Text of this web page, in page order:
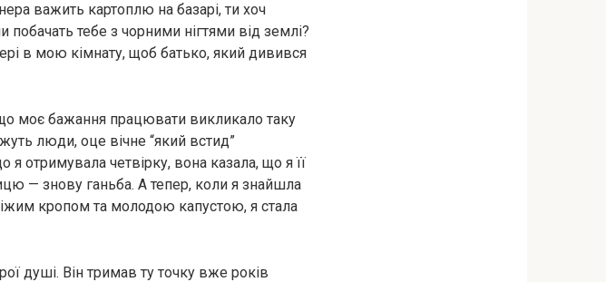
важить картоплю на базарі, ти хоч
тебе з чорними нігтями від землі?
в мою кімнату, щоб батько, який дивився
моє бажання працювати викликало таку
люди, оце вічне “який встид”
отримувала четвірку, вона казала, що я її
— знову ганьба. А тепер, коли я знайшла
кропом та молодою капустою, я стала
душі. Він тримав ту точку вже років